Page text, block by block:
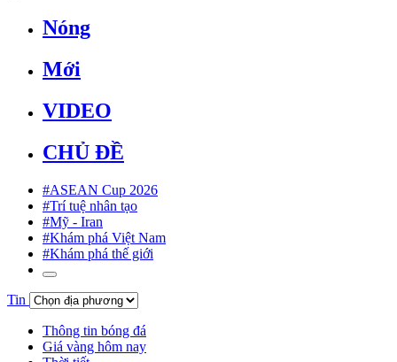
Nóng
Mới
VIDEO
CHỦ ĐỀ
#ASEAN Cup 2026
#Trí tuệ nhân tạo
#Mỹ - Iran
#Khám phá Việt Nam
#Khám phá thế giới
Tin
Thông tin bóng đá
Giá vàng hôm nay